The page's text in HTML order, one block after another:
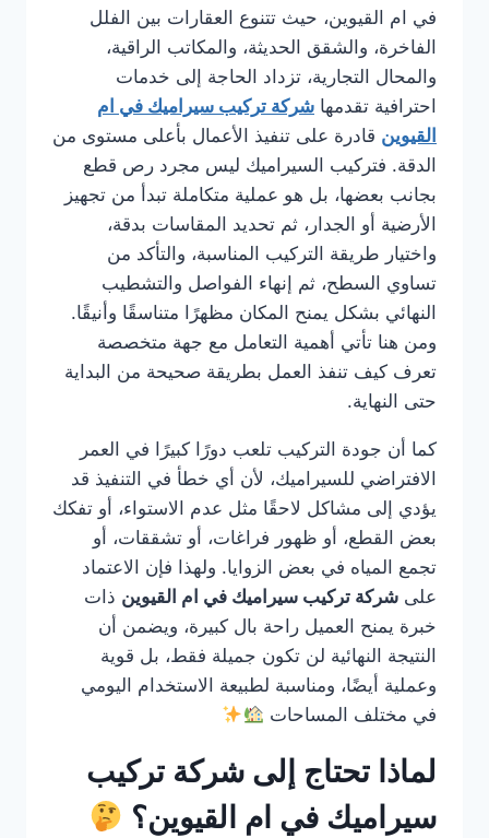
في ام القيوين، حيث تتنوع العقارات بين الفلل
الفاخرة، والشقق الحديثة، والمكاتب الراقية،
والمحال التجارية، تزداد الحاجة إلى خدمات
احترافية تقدمها شركة تركيب سيراميك في ام
القيوين قادرة على تنفيذ الأعمال بأعلى مستوى من
الدقة. فتركيب السيراميك ليس مجرد رص قطع
بجانب بعضها، بل هو عملية متكاملة تبدأ من تجهيز
الأرضية أو الجدار، ثم تحديد المقاسات بدقة،
واختيار طريقة التركيب المناسبة، والتأكد من
تساوي السطح، ثم إنهاء الفواصل والتشطيب
النهائي بشكل يمنح المكان مظهرًا متناسقًا وأنيقًا.
ومن هنا تأتي أهمية التعامل مع جهة متخصصة
تعرف كيف تنفذ العمل بطريقة صحيحة من البداية
حتى النهاية.
كما أن جودة التركيب تلعب دورًا كبيرًا في العمر
الافتراضي للسيراميك، لأن أي خطأ في التنفيذ قد
يؤدي إلى مشاكل لاحقًا مثل عدم الاستواء، أو تفكك
بعض القطع، أو ظهور فراغات، أو تشققات، أو
تجمع المياه في بعض الزوايا. ولهذا فإن الاعتماد
على شركة تركيب سيراميك في ام القيوين ذات
خبرة يمنح العميل راحة بال كبيرة، ويضمن أن
النتيجة النهائية لن تكون جميلة فقط، بل قوية
وعملية أيضًا، ومناسبة لطبيعة الاستخدام اليومي
في مختلف المساحات
لماذا تحتاج إلى شركة تركيب
سيراميك في ام القيوين؟